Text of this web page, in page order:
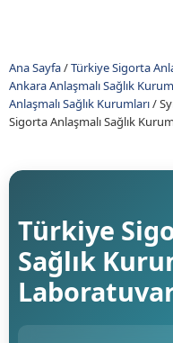
Ana Sayfa/Türkiye Sigorta
Ankara Anlaşmalı Sağlık
Anlaşmalı Sağlık Kurumları/
Sigorta Anlaşmalı Sağlık
Türkiye
Sağlık